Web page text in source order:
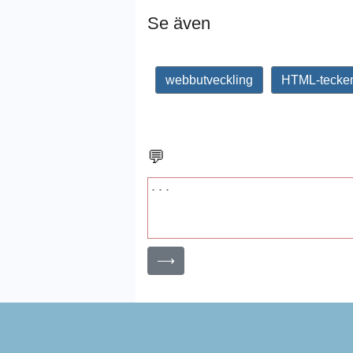
Se även
webbutveckling HTML-
💬
⟶